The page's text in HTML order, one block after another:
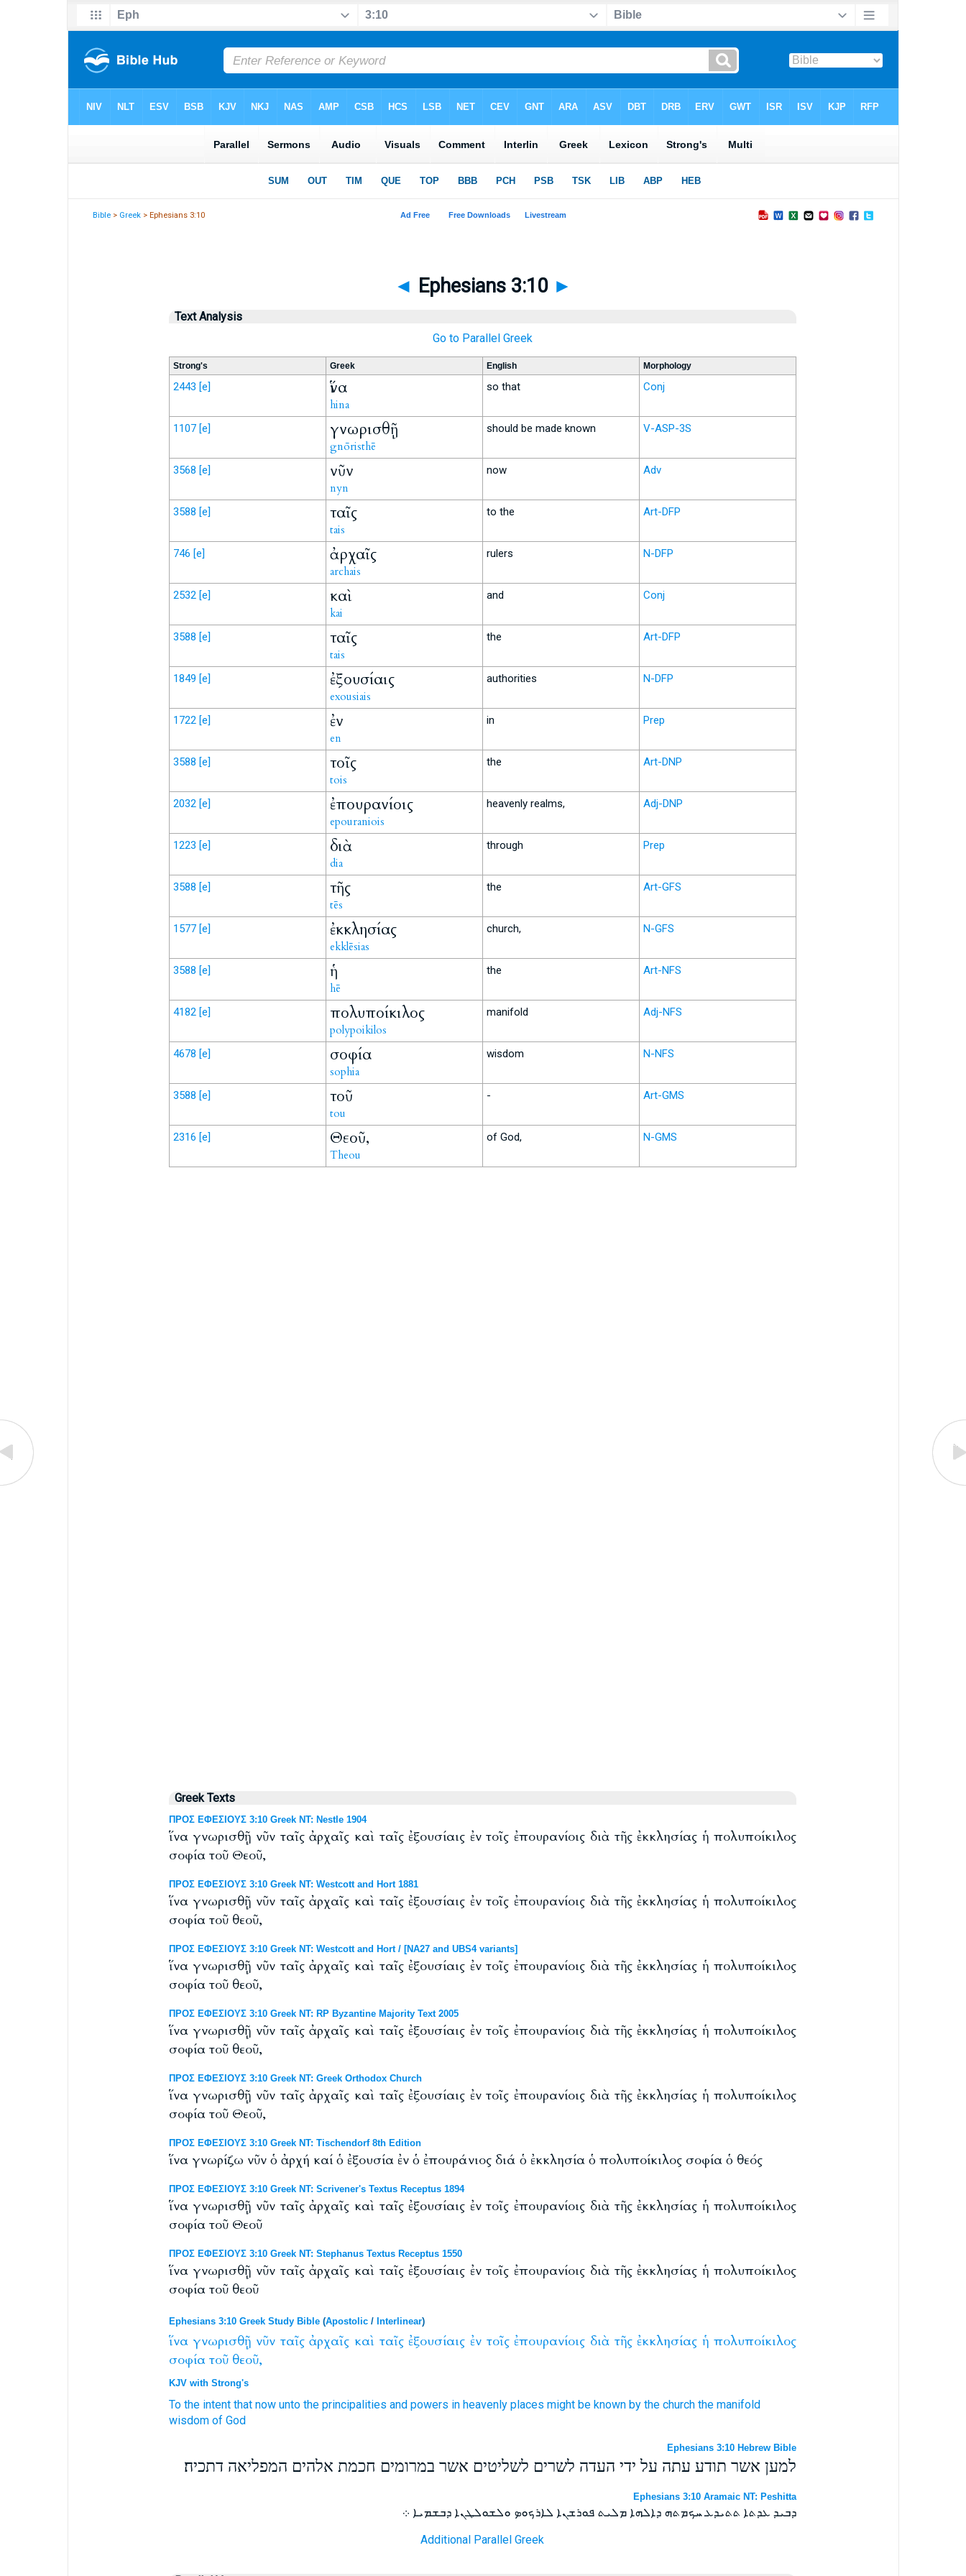
Bible > Greek > Ephesians 3:10
◄ Ephesians 3:10 ►
Text Analysis
Go to Parallel Greek
Strong's Greek English Morphology
2443 [e] ἵνα
hina
so that Conj
1107 [e] γνωρισθῇ
gnōristhē
should be made known V-ASP-3S
3568 [e] νῦν
nyn
now Adv
3588 [e] ταῖς
tais
to the Art-DFP
746 [e] ἀρχαῖς
archais
rulers N-DFP
2532 [e] καὶ
kai
and Conj
3588 [e] ταῖς
tais
the Art-DFP
1849 [e] ἐξουσίαις
exousiais
authorities N-DFP
1722 [e] ἐν
en
in Prep
3588 [e] τοῖς
tois
the Art-DNP
2032 [e] ἐπουρανίοις
epouraniois
heavenly realms, Adj-DNP
1223 [e] διὰ
dia
through Prep
3588 [e] τῆς
tēs
the Art-GFS
1577 [e] ἐκκλησίας
ekklēsias
church, N-GFS
3588 [e] ἡ
hē
the Art-NFS
4182 [e] πολυποίκιλος
polypoikilos
manifold Adj-NFS
4678 [e] σοφία
sophia
wisdom N-NFS
3588 [e] τοῦ
tou
- Art-GMS
2316 [e] Θεοῦ,
Theou
of God, N-GMS
Greek Texts
ΠΡΟΣ ΕΦΕΣΙΟΥΣ 3:10 Greek NT: Nestle 1904
ἵνα γνωρισθῇ νῦν ταῖς ἀρχαῖς καὶ ταῖς ἐξουσίαις ἐν τοῖς ἐπουρανίοις διὰ τῆς ἐκκλησίας ἡ πολυποίκιλος
σοφία τοῦ Θεοῦ,
ΠΡΟΣ ΕΦΕΣΙΟΥΣ 3:10 Greek NT: Westcott and Hort 1881
ἵνα γνωρισθῇ νῦν ταῖς ἀρχαῖς καὶ ταῖς ἐξουσίαις ἐν τοῖς ἐπουρανίοις διὰ τῆς ἐκκλησίας ἡ πολυποίκιλος
σοφία τοῦ θεοῦ,
ΠΡΟΣ ΕΦΕΣΙΟΥΣ 3:10 Greek NT: Westcott and Hort / [NA27 and UBS4 variants]
ἵνα γνωρισθῇ νῦν ταῖς ἀρχαῖς καὶ ταῖς ἐξουσίαις ἐν τοῖς ἐπουρανίοις διὰ τῆς ἐκκλησίας ἡ πολυποίκιλος
σοφία τοῦ θεοῦ,
ΠΡΟΣ ΕΦΕΣΙΟΥΣ 3:10 Greek NT: RP Byzantine Majority Text 2005
ἵνα γνωρισθῇ νῦν ταῖς ἀρχαῖς καὶ ταῖς ἐξουσίαις ἐν τοῖς ἐπουρανίοις διὰ τῆς ἐκκλησίας ἡ πολυποίκιλος
σοφία τοῦ θεοῦ,
ΠΡΟΣ ΕΦΕΣΙΟΥΣ 3:10 Greek NT: Greek Orthodox Church
ἵνα γνωρισθῇ νῦν ταῖς ἀρχαῖς καὶ ταῖς ἐξουσίαις ἐν τοῖς ἐπουρανίοις διὰ τῆς ἐκκλησίας ἡ πολυποίκιλος
σοφία τοῦ Θεοῦ,
ΠΡΟΣ ΕΦΕΣΙΟΥΣ 3:10 Greek NT: Tischendorf 8th Edition
ἵνα γνωρίζω νῦν ὁ ἀρχή καί ὁ ἐξουσία ἐν ὁ ἐπουράνιος διά ὁ ἐκκλησία ὁ πολυποίκιλος σοφία ὁ θεός
ΠΡΟΣ ΕΦΕΣΙΟΥΣ 3:10 Greek NT: Scrivener's Textus Receptus 1894
ἵνα γνωρισθῇ νῦν ταῖς ἀρχαῖς καὶ ταῖς ἐξουσίαις ἐν τοῖς ἐπουρανίοις διὰ τῆς ἐκκλησίας ἡ πολυποίκιλος
σοφία τοῦ Θεοῦ
ΠΡΟΣ ΕΦΕΣΙΟΥΣ 3:10 Greek NT: Stephanus Textus Receptus 1550
ἵνα γνωρισθῇ νῦν ταῖς ἀρχαῖς καὶ ταῖς ἐξουσίαις ἐν τοῖς ἐπουρανίοις διὰ τῆς ἐκκλησίας ἡ πολυποίκιλος
σοφία τοῦ θεοῦ
Ephesians 3:10 Greek Study Bible(Apostolic/ Interlinear)
ἵνα γνωρισθῇ νῦν ταῖς ἀρχαῖς καὶ ταῖς ἐξουσίαις ἐν τοῖς ἐπουρανίοις διὰ τῆς ἐκκλησίας ἡ πολυποίκιλος
σοφία τοῦ θεοῦ,
KJV with Strong's
To the intent that now unto the principalities and powers in heavenly places might be known by the church the manifold
wisdom of God
Ephesians 3:10 Hebrew Bible
למען אשר תודע עתה על ידי העדה לשרים לשליטים אשר במרומים חכמת אלהים המפליאה דתכיה׃
Ephesians 3:10 Aramaic NT: Peshitta
ܕܒܝܕ ܥܕܬܐ ܬܬܝܕܥ ܚܟܡܬܗ ܕܐܠܗܐ ܡܠܝܬ ܦܘܪܫܢܐ ܠܐܪܟܘܤ ܘܠܫܘܠܛܢܐ ܕܒܫܡܝܐ ܀
Additional Parallel Greek